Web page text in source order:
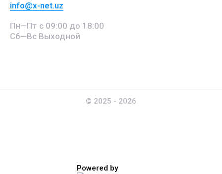
info@x-net.uz
Пн—Пт с 09:00 до 18:00
Сб—Вс Выходной
© 2025 - 2026
Powered by